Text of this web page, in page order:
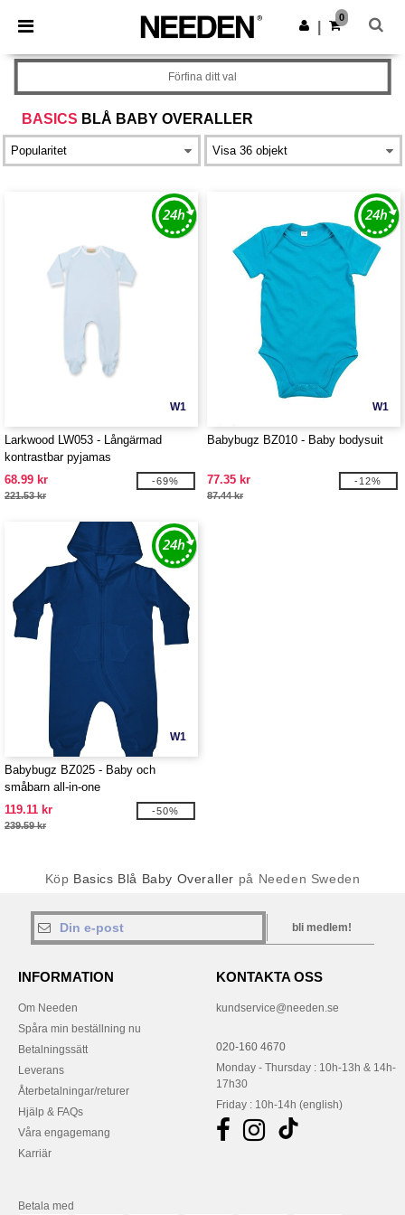
× Needen-app
Bättre priser i appen!
Hämta app
0
BASICS BLÅ BABY OVERALLER
Förfina ditt val
W1
Larkwood LW053 - Långärmad
kontrastbar pyjamas
68.99 kr
221.53 kr
-69%
W1
Babybugz BZ010 - Baby bodysuit
77.35 kr
87.44 kr
-12%
W1
Babybugz BZ025 - Baby och
småbarn all-in-one
119.11 kr
239.59 kr
-50%
Köp Basics Blå Baby Overaller på Needen Sweden
bli medlem!
INFORMATION
Om Needen
Spåra min beställning nu
Betalningssätt
Leverans
Återbetalningar/returer
Hjälp & FAQs
Våra engagemang
Karriär
KONTAKTA OSS
kundservice@needen.se
020-160 4670
Monday - Thursday : 10h-13h & 14h-
17h30
Friday : 10h-14h (english)
Betala med